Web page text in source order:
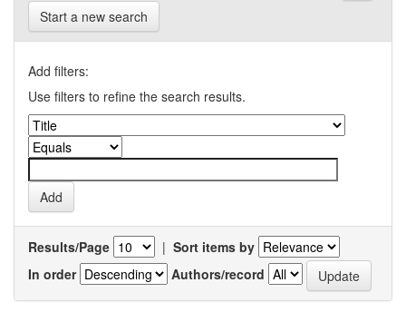
Start a new search
Add filters:
Use filters to refine the search results.
Results/Page | Sort items by
In order
Authors/record